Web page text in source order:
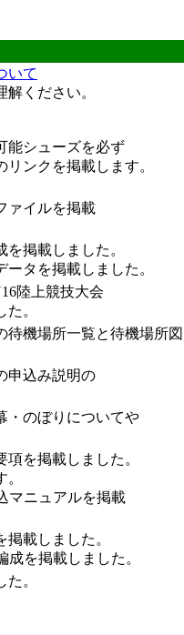
いて
ください。
能シューズを必ず
ンクを掲載します。
ァイルを掲載
掲載しました。
タを掲載しました。
陸上競技大会
。
待機場所一覧と待機場所図
申込み説明の
・のぼりについてや
を掲載しました。
マニュアルを掲載
載しました。
を掲載しました。
。